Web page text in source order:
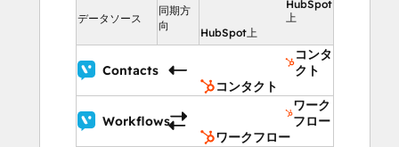
データソース
同期方
向
HubSpot
上
HubSpot上
Contacts
コンタ
クト
コンタクト
Workflows
ワーク
フロー
ワークフロー